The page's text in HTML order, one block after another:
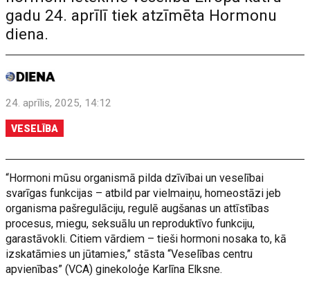
gadu 24. aprīlī tiek atzīmēta Hormonu
diena.
24. aprīlis, 2025, 14:12
VESELĪBA
“Hormoni mūsu organismā pilda dzīvībai un veselībai
svarīgas funkcijas – atbild par vielmaiņu, homeostāzi jeb
organisma pašregulāciju, regulē augšanas un attīstības
procesus, miegu, seksuālu un reproduktīvo funkciju,
garastāvokli. Citiem vārdiem – tieši hormoni nosaka to, kā
izskatāmies un jūtamies,” stāsta “Veselības centru
apvienības” (VCA) ginekoloģe Karlīna Elksne.